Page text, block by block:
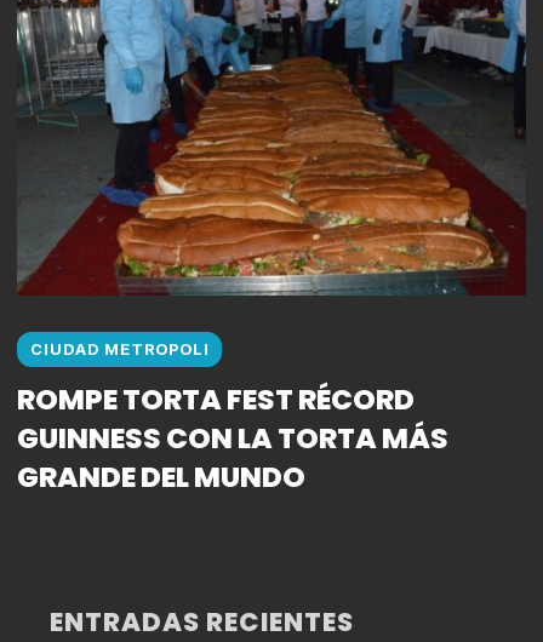
CIUDAD METROPOLI
ROMPE TORTA FEST RÉCORD
GUINNESS CON LA TORTA MÁS
GRANDE DEL MUNDO
ENTRADAS RECIENTES